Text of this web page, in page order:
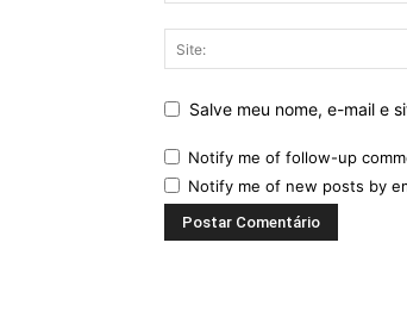
Salve meu nome, e-mail e
Notify me of follow-up
Notify me of new posts by